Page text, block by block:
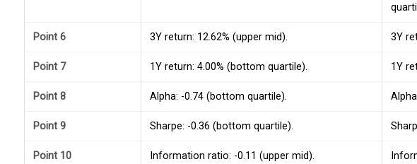
Point 6 3Y return: 12.62% (upper mid). 3Y
Point 7 1Y return: 4.00% (bottom quartile). 1Y
Point 8 Alpha: -0.74 (bottom quartile).
Point 9 Sharpe: -0.36 (bottom quartile).
Point 10 Information ratio: -0.11 (upper mid).